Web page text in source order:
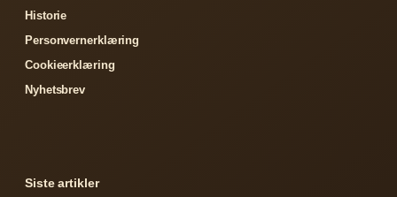
Historie
Personvernerklæring
Cookieerklæring
Nyhetsbrev
Siste artikler